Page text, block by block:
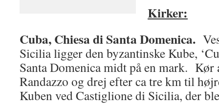
Kirker:
Cuba, Chiesa di Santa Domenica.
Sicilia ligger den byzantinske Kube,
Santa Domenica midt på en mark. Kør
Randazzo og drej efter ca tre km til
Kuben ved Castiglione di Sicilia, der